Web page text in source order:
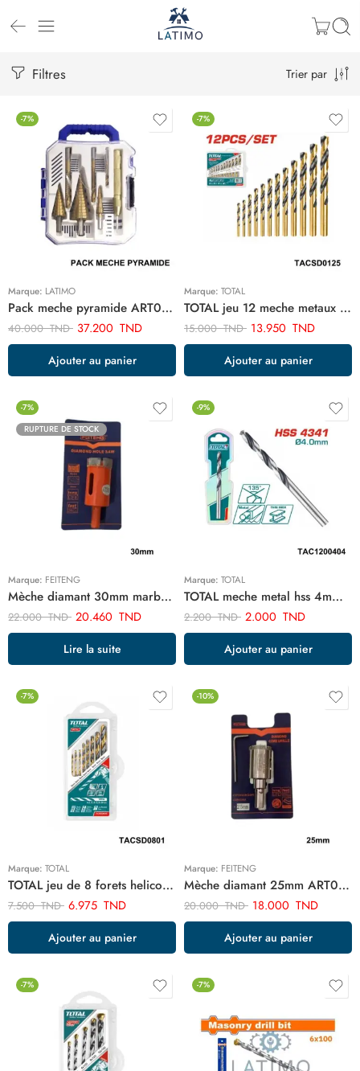
Filtres Trier par
-7%
Marque: LATIMO
Pack meche pyramide ART01849
40.000TND 37.200 TND
Ajouter au panier
-7%
Marque: TOTAL
TOTAL jeu 12 meche metaux TACSD0125
15.000TND 13.950 TND
Ajouter au panier
-7%
RUPTURE DE STOCK
Marque: FEITENG
Mèche diamant 30mm marbre ART01354
22.000TND 20.460 TND
Lire la suite
-9%
Marque: TOTAL
TOTAL meche metal hss 4mm TAC1200404
2.200TND 2.000 TND
Ajouter au panier
-7%
Marque: TOTAL
TOTAL jeu de 8 forets helicoidaux hss TACSD0801
7.500TND 6.975 TND
Ajouter au panier
-10%
Marque: FEITENG
Mèche diamant 25mm ART01352
20.000TND 18.000 TND
Ajouter au panier
-7% -7%